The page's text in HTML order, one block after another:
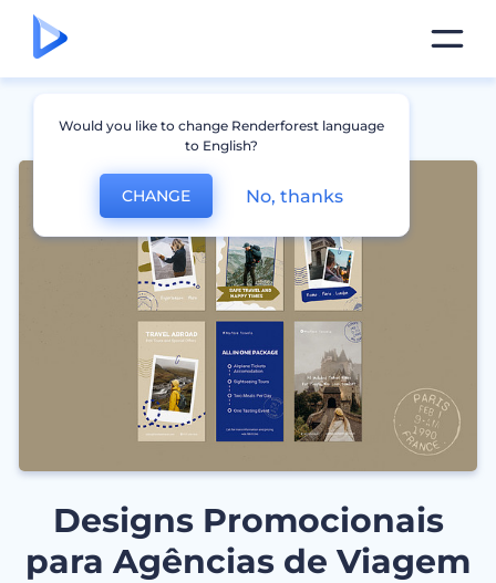
Designs Promocionais
para Agências de Viagem
Would you like to change Renderforest language
to English?
CHANGE No, thanks